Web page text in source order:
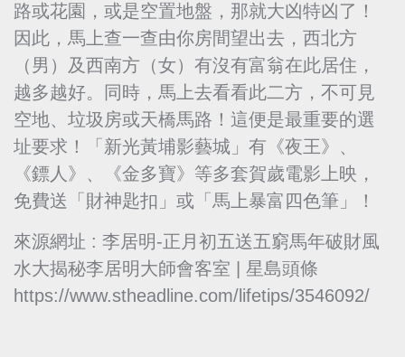
路或花園，或是空置地盤，那就大凶特凶了！
因此，馬上查一查由你房間望出去，西北方
（男）及西南方（女）有沒有富翁在此居住，
越多越好。同時，馬上去看看此二方，不可見
空地、垃圾房或天橋馬路！這便是最重要的選
址要求！「新光黃埔影藝城」有《夜王》、
《鏢人》、《金多寶》等多套賀歲電影上映，
免費送「財神匙扣」或「馬上暴富四色筆」！
來源網址 : 李居明-正月初五送五窮馬年破財風
水大揭秘李居明大師會客室 | 星島頭條
https://www.stheadline.com/lifetips/3546092/